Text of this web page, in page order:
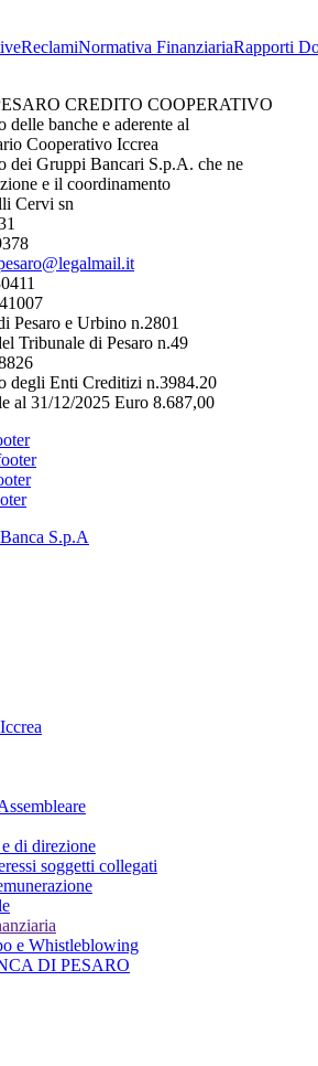
ReclamiNormativa FinanziariaRapporti
CREDITO COOPERATIVO
banche e aderente al
Cooperativo Iccrea
dei Gruppi Bancari S.p.A. che ne
e il coordinamento
Cervi sn
Pesaro e Urbino n.2801
Tribunale di Pesaro n.49
degli Enti Creditizi n.3984.20
al 31/12/2025 Euro 8.687,00
S.p.A
di direzione
soggetti collegati
e Whistleblowing
DI PESARO